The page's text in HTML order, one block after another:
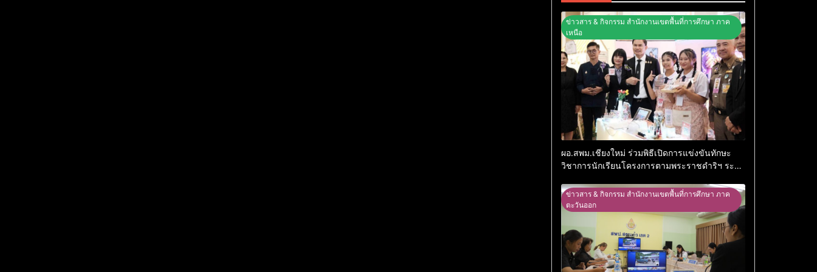
ข่าวสาร & กิจกรรม สำนักงานเขตพื้นที่การศึกษา ภาค
เหนือ
ผอ.สพม.เชียงใหม่ ร่วมพิธีเปิดการแข่งขันทักษะ
วิชาการนักเรียนโครงการตามพระราชดำริฯ ระดับ
ข่าวสาร & กิจกรรม สำนักงานเขตพื้นที่การศึกษา ภาค
ตะวันออก